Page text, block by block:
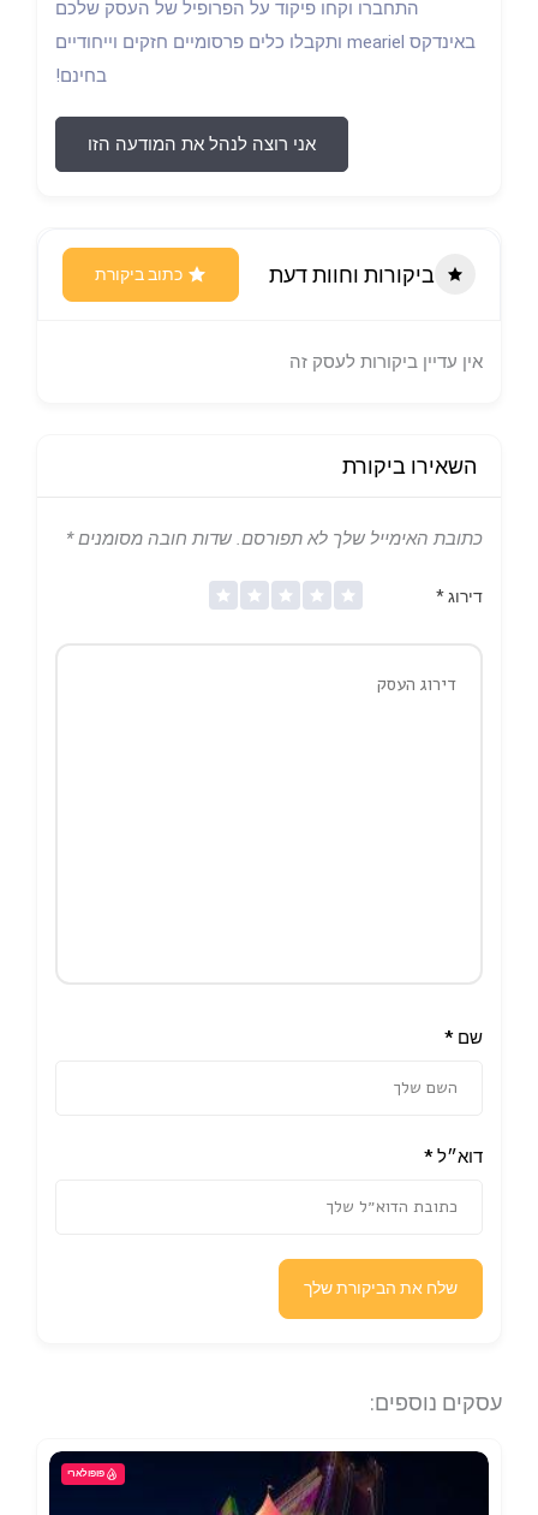
התחברו וקחו פיקוד על הפרופיל של העסק שלכם
באינדקס meariel ותקבלו כלים פרסומיים חזקים וייחודיים
בחינם!
אני רוצה לנהל את המודעה הזו
ביקורות וחוות דעת כתוב ביקורת
אין עדיין ביקורות לעסק זה
השאירו ביקורת
כתובת האימייל שלך לא תפורסם. שדות חובה מסומנים*
דירוג*
שם*
דוא״ל*
שלח את הביקורת שלך
עסקים נוספים:
פופולארי